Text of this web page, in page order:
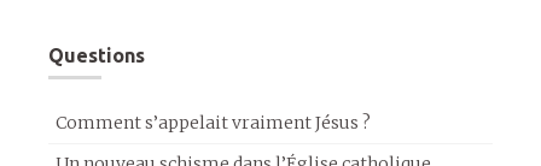
Questions
Comment s’appelait vraiment Jésus ?